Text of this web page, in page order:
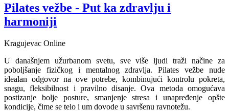
Pilates vežbe - Put ka zdravlju i
harmoniji
Kragujevac Online
U današnjem užurbanom svetu, sve više ljudi traži načine za
poboljšanje fizičkog i mentalnog zdravlja. Pilates vežbe nude
idealan odgovor na ove potrebe, kombinujući kontrolu pokreta,
snagu, fleksibilnost i pravilno disanje. Ova metoda omogućava
postizanje bolje posture, smanjenje stresa i unapređenje opšte
kondicije, čime se telo i um dovode u savršenu ravnotežu.